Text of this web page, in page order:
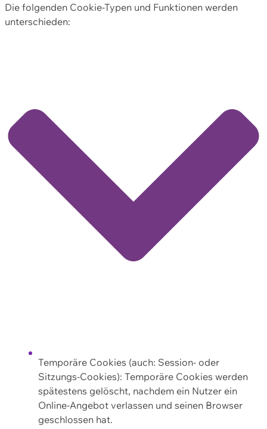
Die folgenden Cookie-Typen und Funktionen werden
unterschieden:
Temporäre Cookies (auch: Session- oder
Sitzungs-Cookies): Temporäre Cookies werden
spätestens gelöscht, nachdem ein Nutzer ein
Online-Angebot verlassen und seinen Browser
geschlossen hat.